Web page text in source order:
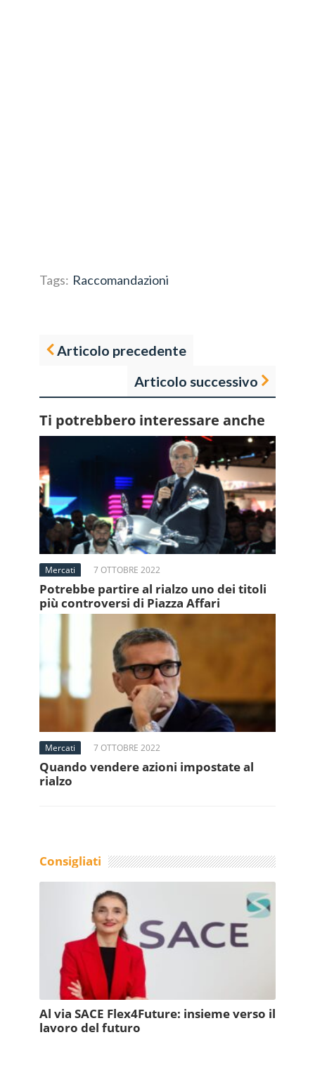
Tags: Raccomandazioni
Articolo precedente
Articolo successivo
Ti potrebbero interessare anche
Mercati 7 OTTOBRE 2022
Potrebbe partire al rialzo uno dei titoli
più controversi di Piazza Affari
Mercati 7 OTTOBRE 2022
Quando vendere azioni impostate al
rialzo
Consigliati
Al via SACE Flex4Future: insieme verso il
lavoro del futuro